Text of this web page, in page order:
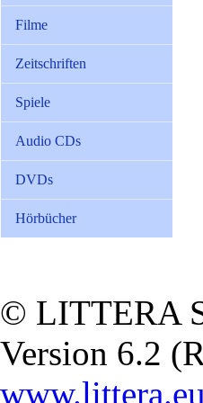
Filme
Zeitschriften
Spiele
Audio CDs
DVDs
Hörbücher
© LITTERA
Version 6.2
www.littera.eu